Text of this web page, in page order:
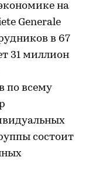
на
Generale
в 67
31 миллион
по всему
состоит